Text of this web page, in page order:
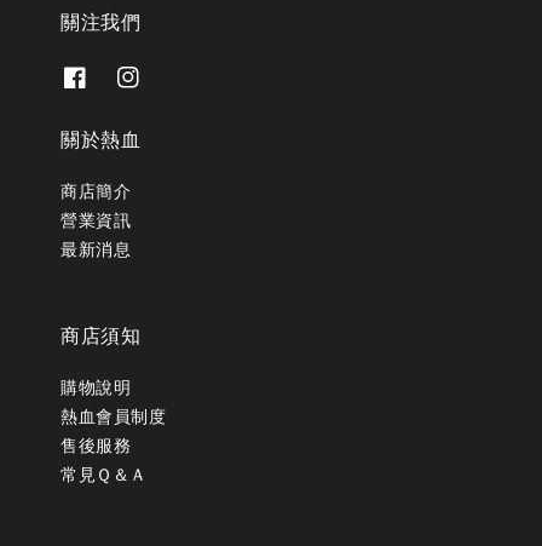
關注我們
關於熱血
商店簡介
營業資訊
最新消息
商店須知
購物說明
熱血會員制度
售後服務
常見Ｑ＆Ａ